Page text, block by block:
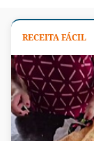
RECEITA FÁCIL